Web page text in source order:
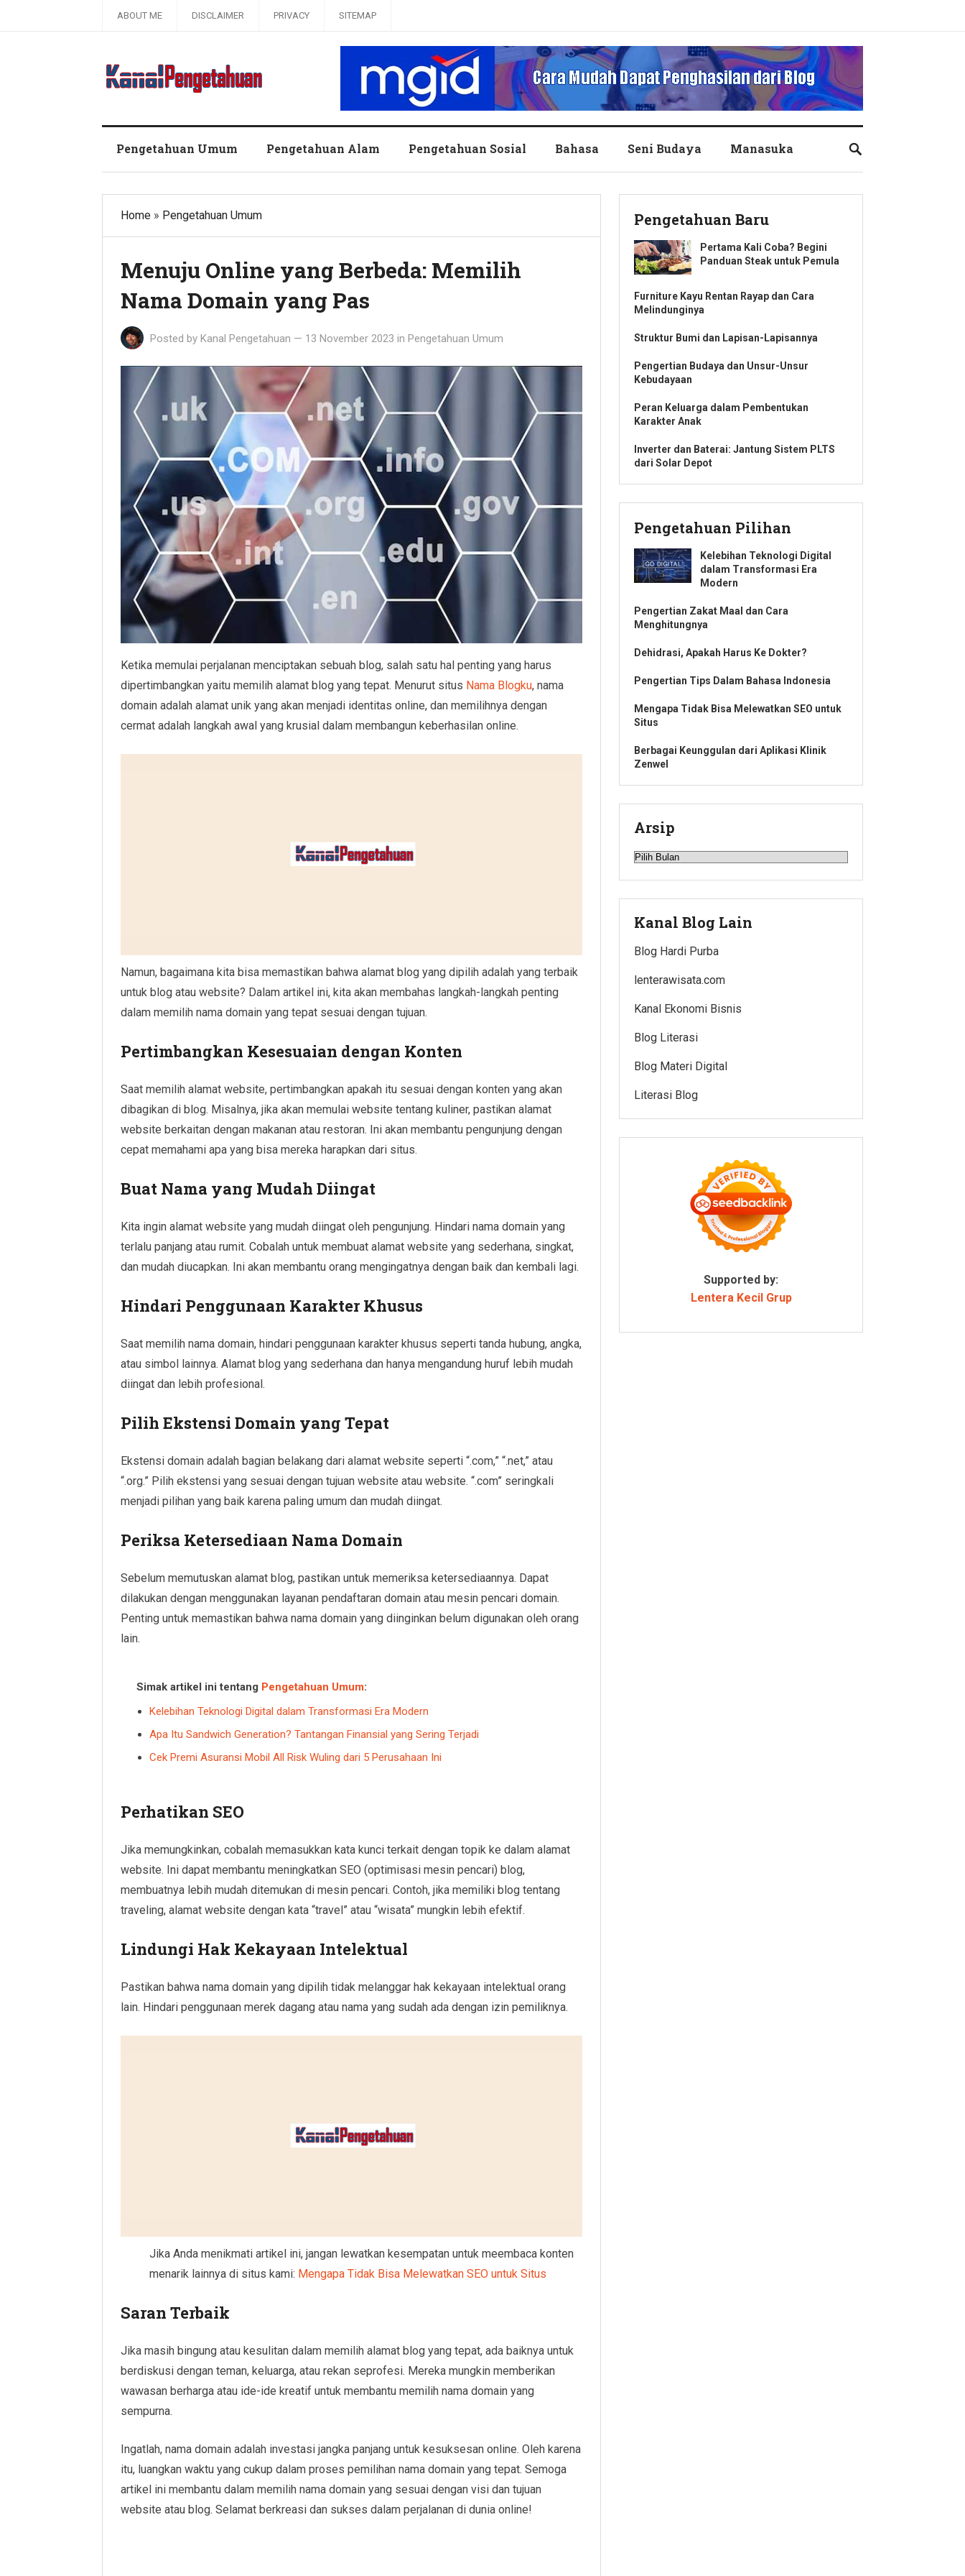
ABOUT ME DISCLAIMER PRIVACY SITEMAP
Pengetahuan Umum Pengetahuan Alam Pengetahuan Sosial Bahasa Seni Budaya Manasuka
Home » Pengetahuan Umum
Menuju Online yang Berbeda: Memilih
Nama Domain yang Pas
Posted by Kanal Pengetahuan — 13 November 2023 in Pengetahuan Umum
Ketika memulai perjalanan menciptakan sebuah blog, salah satu hal penting yang harus
dipertimbangkan yaitu memilih alamat blog yang tepat. Menurut situs Nama Blogku, nama
domain adalah alamat unik yang akan menjadi identitas online, dan memilihnya dengan
cermat adalah langkah awal yang krusial dalam membangun keberhasilan online.
Namun, bagaimana kita bisa memastikan bahwa alamat blog yang dipilih adalah yang terbaik
untuk blog atau website? Dalam artikel ini, kita akan membahas langkah-langkah penting
dalam memilih nama domain yang tepat sesuai dengan tujuan.
Pertimbangkan Kesesuaian dengan Konten
Saat memilih alamat website, pertimbangkan apakah itu sesuai dengan konten yang akan
dibagikan di blog. Misalnya, jika akan memulai website tentang kuliner, pastikan alamat
website berkaitan dengan makanan atau restoran. Ini akan membantu pengunjung dengan
cepat memahami apa yang bisa mereka harapkan dari situs.
Buat Nama yang Mudah Diingat
Kita ingin alamat website yang mudah diingat oleh pengunjung. Hindari nama domain yang
terlalu panjang atau rumit. Cobalah untuk membuat alamat website yang sederhana, singkat,
dan mudah diucapkan. Ini akan membantu orang mengingatnya dengan baik dan kembali lagi.
Hindari Penggunaan Karakter Khusus
Saat memilih nama domain, hindari penggunaan karakter khusus seperti tanda hubung, angka,
atau simbol lainnya. Alamat blog yang sederhana dan hanya mengandung huruf lebih mudah
diingat dan lebih profesional.
Pilih Ekstensi Domain yang Tepat
Ekstensi domain adalah bagian belakang dari alamat website seperti “.com,” “.net,” atau
“.org.” Pilih ekstensi yang sesuai dengan tujuan website atau website. “.com” seringkali
menjadi pilihan yang baik karena paling umum dan mudah diingat.
Periksa Ketersediaan Nama Domain
Sebelum memutuskan alamat blog, pastikan untuk memeriksa ketersediaannya. Dapat
dilakukan dengan menggunakan layanan pendaftaran domain atau mesin pencari domain.
Penting untuk memastikan bahwa nama domain yang diinginkan belum digunakan oleh orang
lain.
Simak artikel ini tentang Pengetahuan Umum:
Kelebihan Teknologi Digital dalam Transformasi Era Modern
Apa Itu Sandwich Generation? Tantangan Finansial yang Sering Terjadi
Cek Premi Asuransi Mobil All Risk Wuling dari 5 Perusahaan Ini
Perhatikan SEO
Jika memungkinkan, cobalah memasukkan kata kunci terkait dengan topik ke dalam alamat
website. Ini dapat membantu meningkatkan SEO (optimisasi mesin pencari) blog,
membuatnya lebih mudah ditemukan di mesin pencari. Contoh, jika memiliki blog tentang
traveling, alamat website dengan kata “travel” atau “wisata” mungkin lebih efektif.
Lindungi Hak Kekayaan Intelektual
Pastikan bahwa nama domain yang dipilih tidak melanggar hak kekayaan intelektual orang
lain. Hindari penggunaan merek dagang atau nama yang sudah ada dengan izin pemiliknya.
Jika Anda menikmati artikel ini, jangan lewatkan kesempatan untuk meembaca konten
menarik lainnya di situs kami: Mengapa Tidak Bisa Melewatkan SEO untuk Situs
Saran Terbaik
Jika masih bingung atau kesulitan dalam memilih alamat blog yang tepat, ada baiknya untuk
berdiskusi dengan teman, keluarga, atau rekan seprofesi. Mereka mungkin memberikan
wawasan berharga atau ide-ide kreatif untuk membantu memilih nama domain yang
sempurna.
Ingatlah, nama domain adalah investasi jangka panjang untuk kesuksesan online. Oleh karena
itu, luangkan waktu yang cukup dalam proses pemilihan nama domain yang tepat. Semoga
artikel ini membantu dalam memilih nama domain yang sesuai dengan visi dan tujuan
website atau blog. Selamat berkreasi dan sukses dalam perjalanan di dunia online!
Pengetahuan Baru
Pertama Kali Coba? Begini
Panduan Steak untuk Pemula
Furniture Kayu Rentan Rayap dan Cara
Melindunginya
Struktur Bumi dan Lapisan-Lapisannya
Pengertian Budaya dan Unsur-Unsur
Kebudayaan
Peran Keluarga dalam Pembentukan
Karakter Anak
Inverter dan Baterai: Jantung Sistem PLTS
dari Solar Depot
Pengetahuan Pilihan
Kelebihan Teknologi Digital
dalam Transformasi Era
Modern
Pengertian Zakat Maal dan Cara
Menghitungnya
Dehidrasi, Apakah Harus Ke Dokter?
Pengertian Tips Dalam Bahasa Indonesia
Mengapa Tidak Bisa Melewatkan SEO untuk
Situs
Berbagai Keunggulan dari Aplikasi Klinik
Zenwel
Arsip
Arsip
Kanal Blog Lain
Blog Hardi Purba
lenterawisata.com
Kanal Ekonomi Bisnis
Blog Literasi
Blog Materi Digital
Literasi Blog
Supported by:
Lentera Kecil Grup